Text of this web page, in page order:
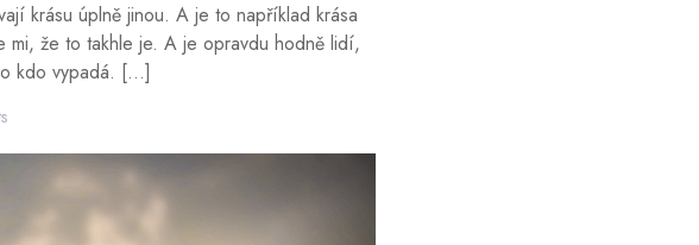
krásu úplně jinou. A je to například krása
mi, že to takhle je. A je opravdu hodně lidí,
kdo vypadá. […]